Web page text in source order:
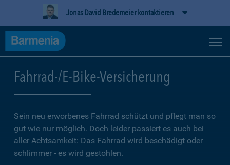
Jonas David Bredemeier kontaktieren
Fahrrad-/E-Bike-Versicherung
Sein neu erworbenes Fahrrad schützt und pflegt man so
gut wie nur möglich. Doch leider passiert es auch bei
aller Achtsamkeit: Das Fahrrad wird beschädigt oder
schlimmer - es wird gestohlen.